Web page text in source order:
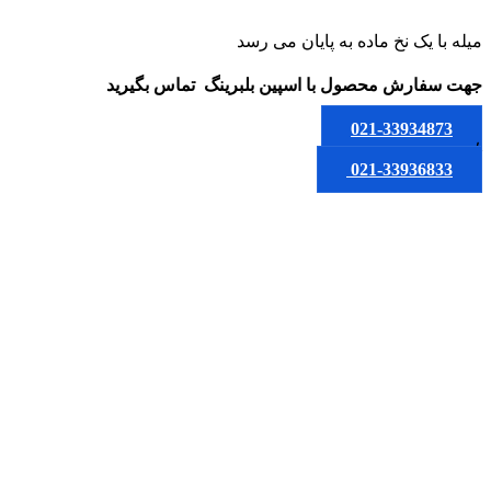
میله با یک نخ ماده به پایان می رسد
جهت سفارش محصول با اسپین بلبرینگ تماس بگیرید
021-33934873
یا
021-33936833